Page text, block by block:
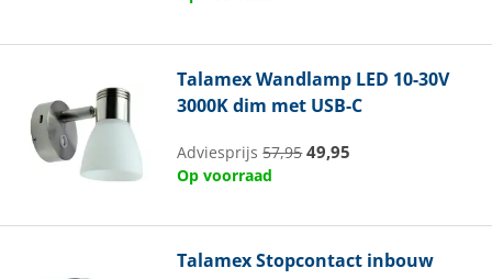
TalamexWandlamp LED 10-30V
3000K dim met USB-C
Adviesprijs57,95 49,95
Op voorraad
TalamexStopcontact inbouw